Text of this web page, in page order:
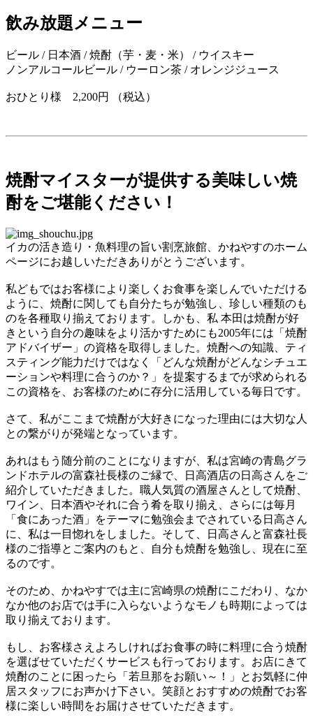
飲み放題メニュー
ビール / 日本酒 / 焼酎（芋・麦・米） / ウイスキー
ノンアルコールビール / ウーロン茶 / オレンジジュース
おひとり様 2,200円 （税込）
焼酎マイスターが提供する美味しい焼
酎をご堪能ください！
イカの活き造り・魚料理の旨い割烹旅館、かねやすのホーム
ページにお越しいただきありがとうございます。
私どもではお客様により楽しくお食事を楽しんでいただける
ように、焼酎に関しても自分たちが勉強し、珍しい種類のも
のを各種取り揃えております。しかも、私 本田は焼酎が好
きという自分の趣味をより活かすためにも2005年には「焼酎
アドバイザー」の資格を取得しました。焼酎への知識、ティ
スティング能力だけではなく「どんな焼酎がどんなシチュエ
ーションや料理に合うのか？」を提案するまでが求められる
この資格を、お客様のために存分に活用している毎日です。
さて、私がここまで焼酎が大好きになった理由には大切な人
との繋がりが発端となっています。
あれはもう随分前のことになりますが、私は宮崎の青島グラ
ンドホテルの富森社長様のご縁で、日高酒店の日高さんをご
紹介していただきました。職人気質の酒屋さんとして焼酎、
ワイン、日本酒やそれに合う肴を取り揃え、さらには毎月
「食にあった酒」をテーマに勉強会までされている日高さん
に、私は一目惚れをしました。そして、日高さんと富森社長
様のご指導とご案内のもと、自分も焼酎を勉強し、現在に至
るのです。
そのため、かねやすでは主に宮崎県の焼酎にこだわり、なか
なか他のお店では手に入らないようなモノも時期によっては
取り揃えております。
もし、お客様さえよろしければお食事の時に料理に合う焼酎
を選ばせていただくサービスも行っております。お店にきて
焼酎のことに困ったら「若旦那をお願い～！」とお気軽に仲
居スタッフにお声かけ下さい。笑顔とおすすめの焼酎でお客
様に楽しい時間をお届けさせていただきます。